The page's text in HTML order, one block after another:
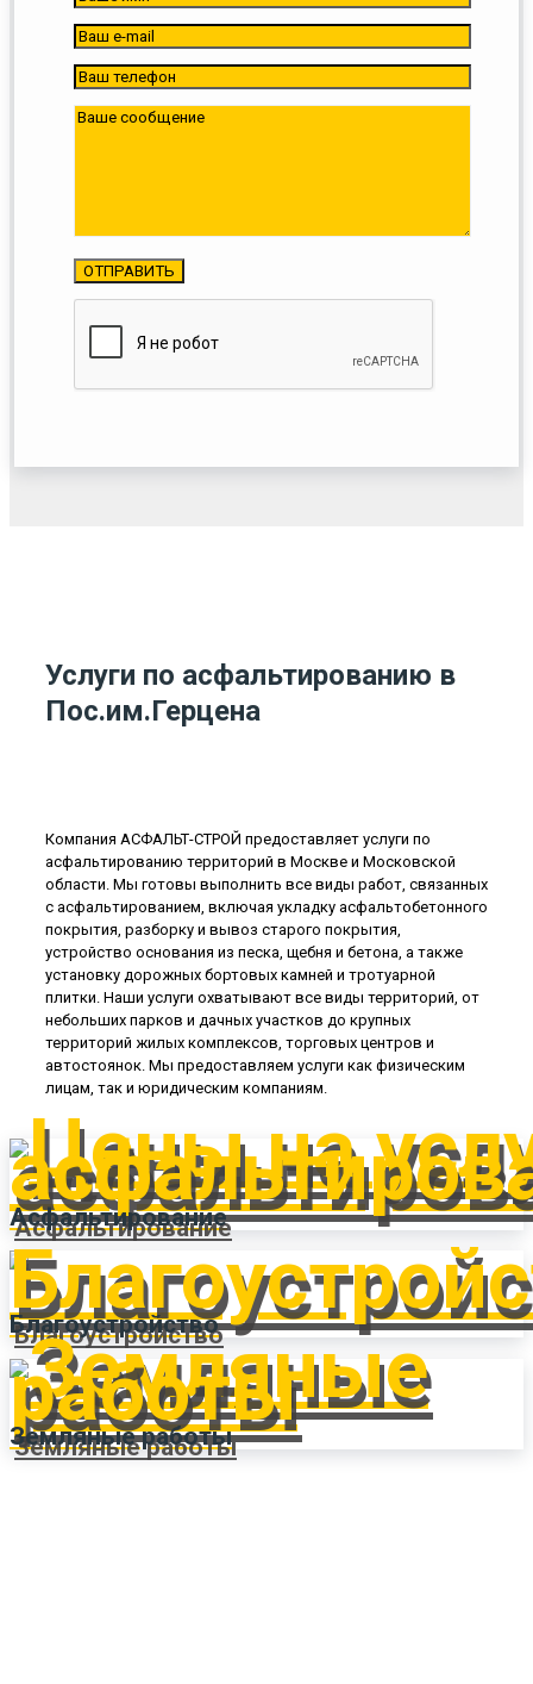
Услуги по асфальтированию в
Пос.им.Герцена
Компания АСФАЛЬТ-СТРОЙ предоставляет услуги по
асфальтированию территорий в Москве и Московской
области. Мы готовы выполнить все виды работ, связанных
с асфальтированием, включая укладку асфальтобетонного
покрытия, разборку и вывоз старого покрытия,
устройство основания из песка, щебня и бетона, а также
установку дорожных бортовых камней и тротуарной
плитки. Наши услуги охватывают все виды территорий, от
небольших парков и дачных участков до крупных
территорий жилых комплексов, торговых центров и
автостоянок. Мы предоставляем услуги как физическим
лицам, так и юридическим компаниям.
Асфальтирование
Благоустройство
Земляные работы